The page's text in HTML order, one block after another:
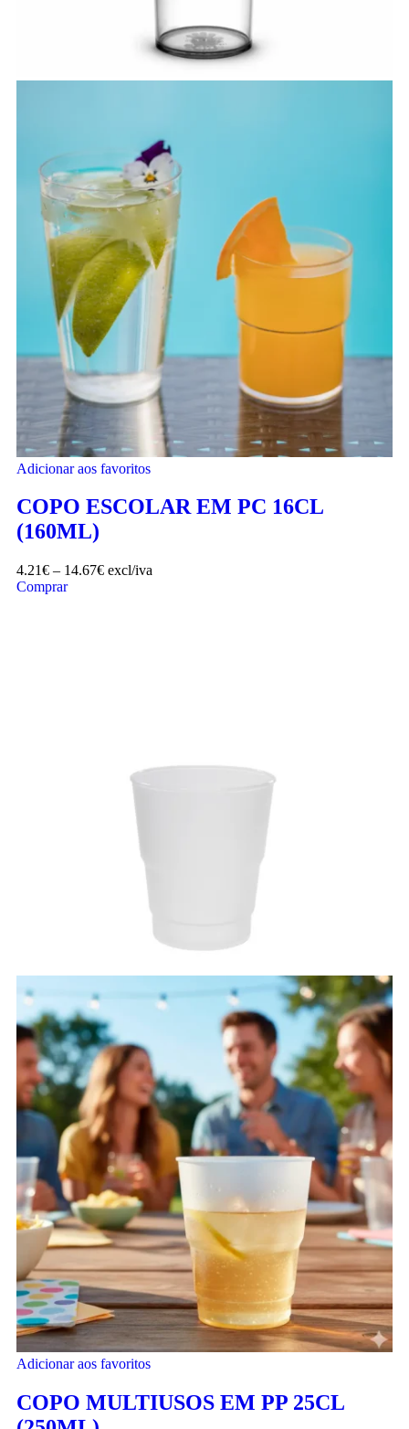
Adicionar aos favoritos
COPO ESCOLAR EM PC 16CL
(160ML)
4.21€ – 14.67€ excl/iva
Comprar
Adicionar aos favoritos
COPO MULTIUSOS EM PP 25CL